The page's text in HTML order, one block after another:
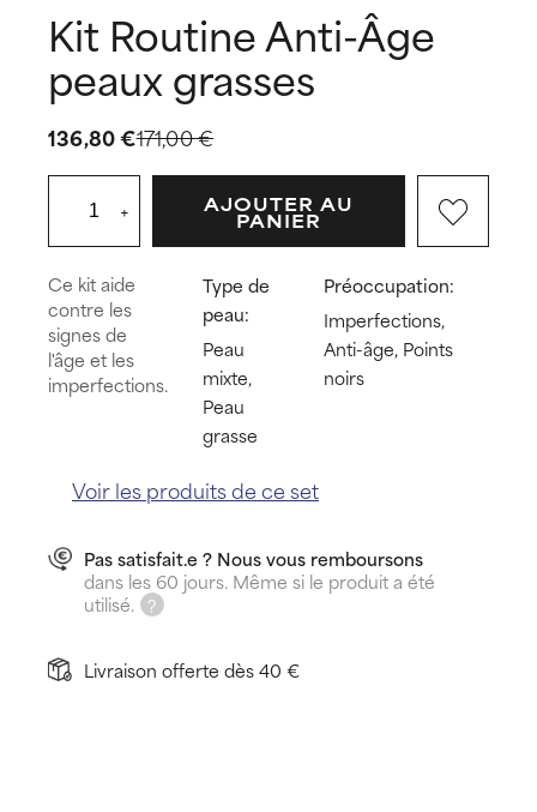
Kit Routine Anti-Âge
peaux grasses
171,00 €
136,80 €
Ce kit aide
contre les
signes de
l'âge et les
imperfections.
Type de
peau:
Peau
mixte,
Peau
grasse
Préoccupation:
Imperfections,
Anti-âge, Points
noirs
Voir les produits de ce set
+ AJOUTER AU
PANIER
Pas satisfait.e ? Nous vous remboursons
dans les 60 jours. Même si le produit a été
utilisé.
Livraison offerte dès 40 €